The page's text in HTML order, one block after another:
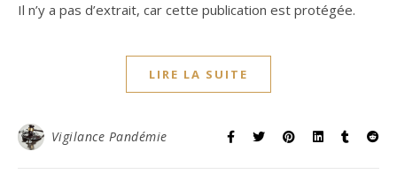
Il n’y a pas d’extrait, car cette publication est protégée.
LIRE LA SUITE
Vigilance Pandémie